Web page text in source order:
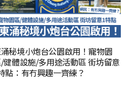
秘境小炮台公園啟用！寵物園
健體設施/多用途活動區 街坊留意
點：有冇興趣一齊練？